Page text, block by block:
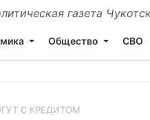
газета
Общество СВО
С КРЕДИТОМ